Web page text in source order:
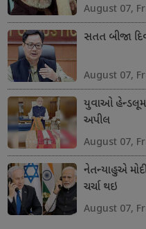
August 07,
સતત બીજા
August 07,
યુવાઓ
અપીલ
August 07,
નેતન્યાહુએ
ચર્ચા થઇ
August 07,